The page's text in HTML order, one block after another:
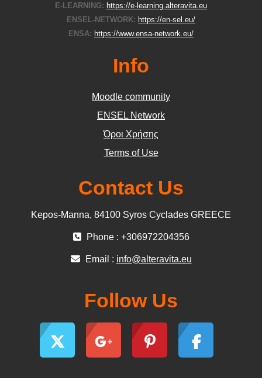
E-LEARNING: https://e-learning.alteravita.eu
ENSEL-NETWORK: https://en-sel.eu/
ENSA: https://www.ensa-network.eu/
Info
Moodle community
ΕΝSEL Network
Όροι Χρήσης
Terms of Use
Contact Us
Kepos-Manna, 84100 Syros Cyclades GREECE
Phone : +306972204356
Email : info@alteravita.eu
Follow Us